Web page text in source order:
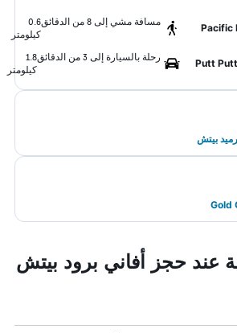
Pacific
مسافة مشي إلى 8 من الدقائق
0.6
كيلومتر
Putt
رحلة بالسيارة إلى 3 من الدقائق
1.8
كيلومتر
بيتش
عند حجز أفاني برود بيتش